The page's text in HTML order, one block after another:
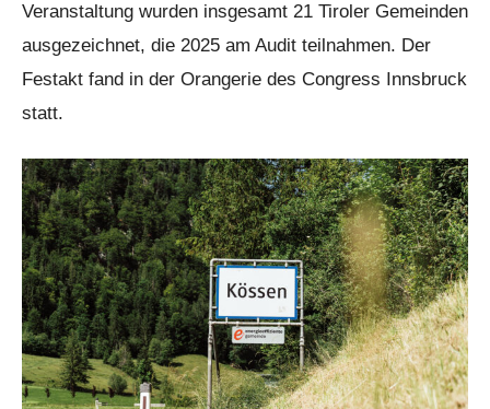
Veranstaltung wurden insgesamt 21 Tiroler Gemeinden
ausgezeichnet, die 2025 am Audit teilnahmen. Der
Festakt fand in der Orangerie des Congress Innsbruck
statt.